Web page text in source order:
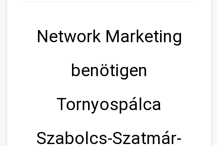
Network Marketing
benötigen
Tornyospálca
Szabolcs-Szatmár-